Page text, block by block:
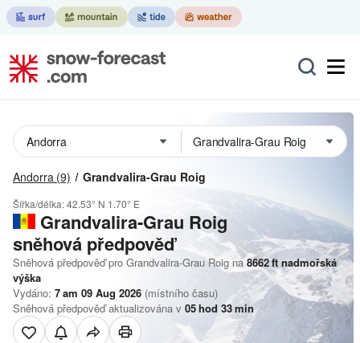
Andorra (9) Grandvalira-Grau Roig
Šířka/délka:42.53° N 1.70° E
Grandvalira-Grau Roig
sněhová předpověď
Sněhová předpověď pro Grandvalira-Grau Roig na 8662ft nadmořská
výška
Vydáno: 7 am 09 Aug 2026 (místního času)
Sněhová předpověď aktualizována v 05hod 33min